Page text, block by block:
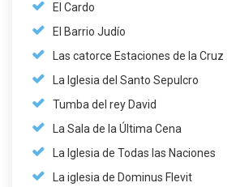
El Cardo
El Barrio Judío
Las catorce Estaciones de la Cruz
La Iglesia del Santo Sepulcro
Tumba del rey David
La Sala de la Última Cena
La Iglesia de Todas las Naciones
La iglesia de Dominus Flevit